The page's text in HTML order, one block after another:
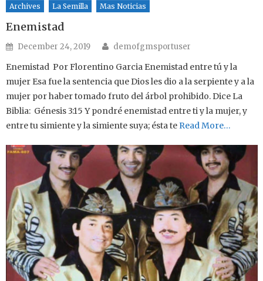
Archives La Semilla Mas Noticias
Enemistad
Posted on
December 24, 2019 Author
demofgmsportuser
Enemistad Por Florentino Garcia Enemistad entre tú y la
mujer Esa fue la sentencia que Dios les dio a la serpiente y a la
mujer por haber tomado fruto del árbol prohibido. Dice La
Biblia: Génesis 3:15 Y pondré enemistad entre ti y la mujer, y
entre tu simiente y la simiente suya; ésta te Read More…